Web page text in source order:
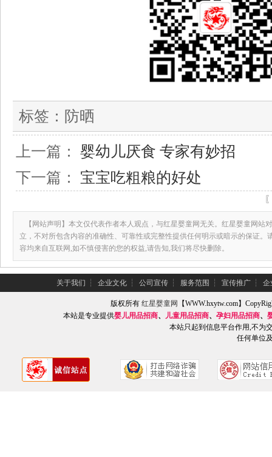
标签： 防晒
上一篇： 婴幼儿厌食 专家有妙招
下一篇： 宝宝吃粗粮的好处
【网站声明】本文仅代表作者本人观点，与红星婴童网无关。红星婴童网站
立，不对所包含内容的准确性、可靠性或完整性提供任何明示或暗示的保证。
容均来自互联网,如不慎侵害的您的权益,请告知,我们将尽快删除。
关于我们 ┆ 企业文化 ┆ 公司宣传 ┆ 服务范围 ┆ 宣传推广 ┆ 企
版权所有红星婴童网
【WWW.hxytw.com】
本站是专业提供婴儿用品招商、 儿童用品招商、 孕妇用品招商、
本站只起到信息平台作用,不为
任何单位